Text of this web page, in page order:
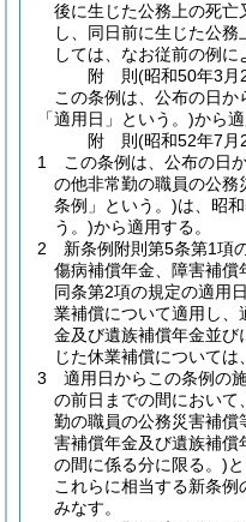
後に生じた公務上の死亡
し、同日前に生じた公
しては、なお従前の例に
附 則(昭和50年3月
この条例は、公布の日
「適用日」という。)から適
附 則(昭和52年7月
1
この条例は、公布の日
の他非常勤の職員の公務
条例」という。)は、昭
う。)から適用する。
2
新条例附則第5条第1項
傷病補償年金、障害補償
同条第2項の規定の適用
業補償について適用し
金及び遺族補償年金並び
じた休業補償については
3
適用日からこの条例の
の前日までの間において
勤の職員の公務災害補
害補償年金及び遺族補償
の間に係る分に限る。)
これらに相当する新条例
みなす。